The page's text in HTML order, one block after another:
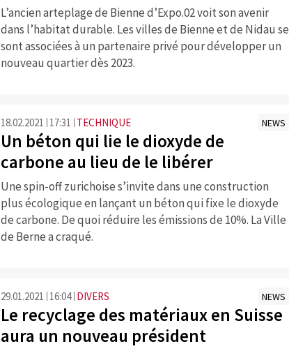
L’ancien arteplage de Bienne d’Expo.02 voit son avenir
dans l’habitat durable. Les villes de Bienne et de Nidau se
sont associées à un partenaire privé pour développer un
nouveau quartier dès 2023.
18.02.2021 17:31 TECHNIQUE NEWS
Un béton qui lie le dioxyde de
carbone au lieu de le libérer
Une spin-off zurichoise s’invite dans une construction
plus écologique en lançant un béton qui fixe le dioxyde
de carbone. De quoi réduire les émissions de 10%. La Ville
de Berne a craqué.
29.01.2021 16:04 DIVERS NEWS
Le recyclage des matériaux en Suisse
aura un nouveau président